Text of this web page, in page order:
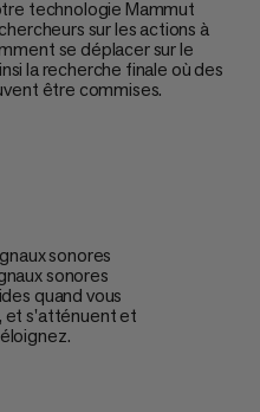
technologie Mammut
sur les actions à
se déplacer sur le
la recherche finale où des
être commises.
sonores
sonores
quand vous
et s'atténuent et